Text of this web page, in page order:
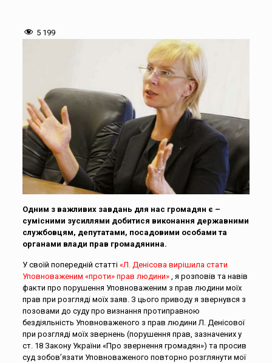
5 199
Одним з важливих завдань для нас громадян є –
сумісними зусиллями добитися виконання державними
службовцям, депутатами, посадовими особами та
органами влади прав громадянина.
У своїй попередній статті «Л. Денісова вирішила стати
Уповноваженим «проти» прав людини», я розповів та навів
факти про порушення Уповноваженим з прав людини моїх
прав при розгляді моїх заяв. З цього приводу я звернувся з
позовами до суду про визнання протиправною
бездіяльність Уповноваженого з прав людини Л. Денісової
при розгляді моїх звернень (порушення прав, зазначених у
ст. 18 Закону України «Про звернення громадян») та просив
суд зобов’язати Уповноваженого повторно розглянути мої